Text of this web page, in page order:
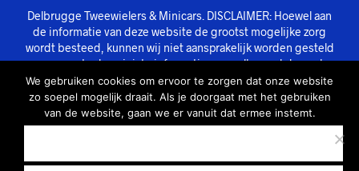
Delbrugge Tweewielers & Minicars. DISCLAIMER: Hoewel aan
de informatie van deze website de grootst mogelijke zorg
wordt besteed, kunnen wij niet aansprakelijk worden gesteld
voor eventuele onjuiste informatie van welke aard dan ook.
We gebruiken cookies om ervoor te zorgen dat onze website
zo soepel mogelijk draait. Als je doorgaat met het gebruiken
van de website, gaan we er vanuit dat ermee instemt.